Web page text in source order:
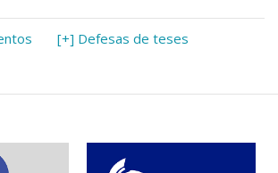
[+] Defesas de teses